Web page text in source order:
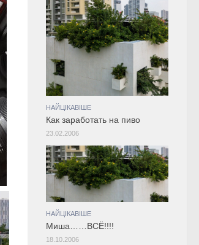
НАЙЦІКАВІШЕ
Как заработать на пиво
23.02.2006
НАЙЦІКАВІШЕ
Миша……ВСЁ!!!!
18.10.2006